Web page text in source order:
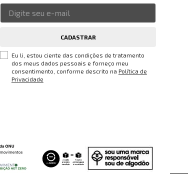
CADASTRAR
Eu li, estou ciente das condições de tratamento
dos meus dados pessoais e forneço meu
consentimento, conforme descrito na Política de
Privacidade